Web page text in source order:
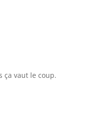
ça vaut le coup.